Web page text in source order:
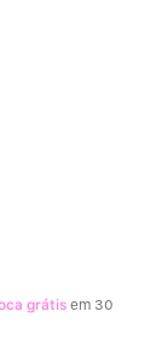
grátis em 30